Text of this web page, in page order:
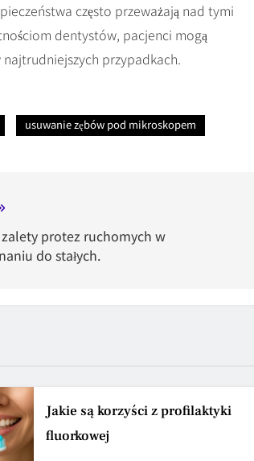
często przeważają nad tymi
dentystów, pacjenci mogą
przypadkach.
usuwanie zębów pod mikroskopem
zalety protez ruchomych w
do stałych.
Jakie są korzyści z profilaktyki
fluorkowej